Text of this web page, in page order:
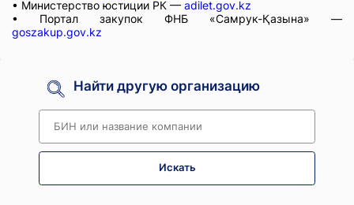
• Министерство юстиции РК — adilet.gov.kz
• Портал закупок ФНБ «Самрук-Қазына» —
goszakup.gov.kz
Найти другую организацию
Искать